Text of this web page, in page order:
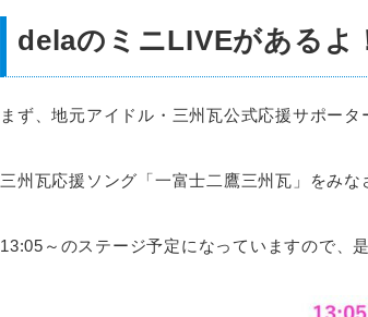
delaのミニLIVEがあるよ
まず、地元アイドル・三州瓦公式応援サポータ
三州瓦応援ソング「一富士二鷹三州瓦」をみな
13:05～のステージ予定になっていますので、